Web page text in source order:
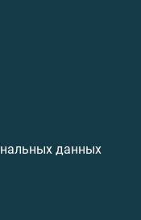
данных